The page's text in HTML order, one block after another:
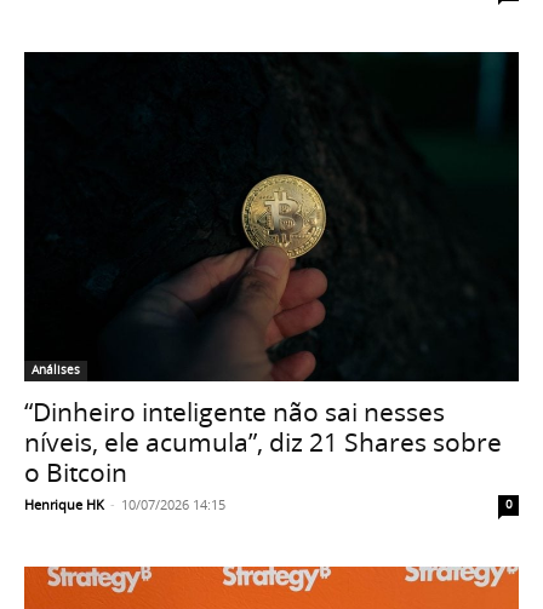
Análises
“Dinheiro inteligente não sai nesses
níveis, ele acumula”, diz 21 Shares sobre
o Bitcoin
Henrique HK - 10/07/2026 14:15 0